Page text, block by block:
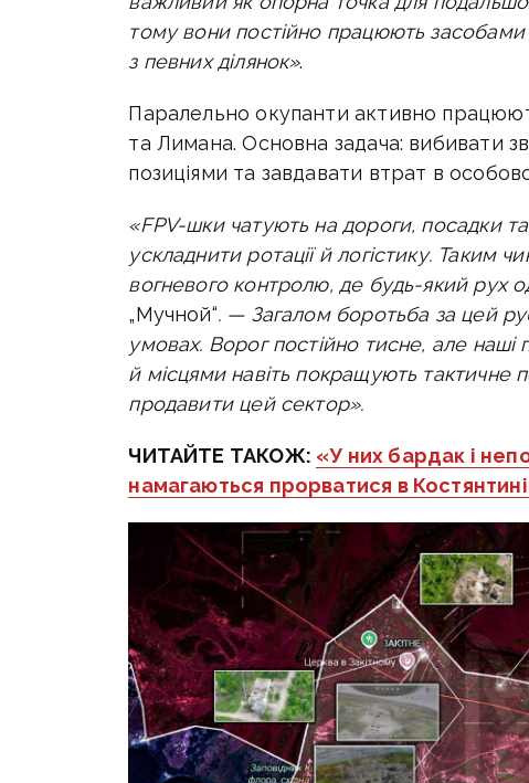
тому вони постійно працюють
з певних ділянок».
Паралельно окупанти активно
та Лимана. Основна задача: вибивати
позиціями та завдавати втрат в
«FPV-шки чатують на дороги, посадки
ускладнити ротації й логістику. Таким
вогневого контролю, де будь-який рух
„Мучной“. — Загалом боротьба за цей
умовах. Ворог постійно тисне, але наші
й місцями навіть покращують
продавити цей сектор».
ЧИТАЙТЕ ТАКОЖ: «У них бардак і
намагаються прорватися в